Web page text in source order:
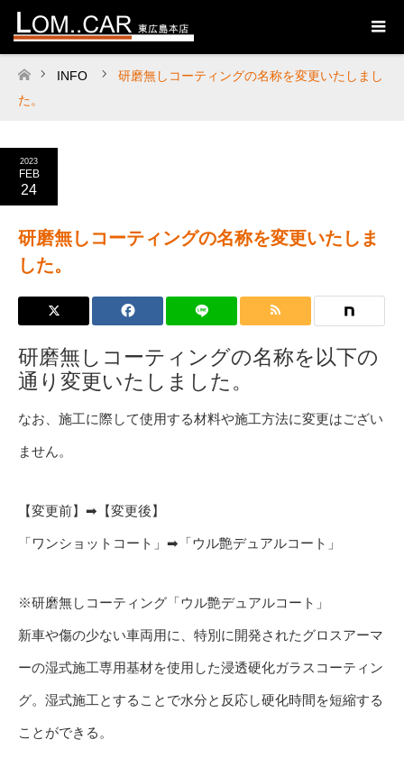
ホーム
INFO
研磨無しコーティングの名称を変更いたしまし
た。
2023
FEB
24
研磨無しコーティングの名称を変更いたしま
した。
研磨無しコーティングの名称を以下の
通り変更いたしました。
なお、施工に際して使用する材料や施工方法に変更はござい
ません。
【変更前】➡【変更後】
「ワンショットコート」➡「ウル艶デュアルコート」
※研磨無しコーティング「ウル艶デュアルコート」
新車や傷の少ない車両用に、特別に開発されたグロスアーマ
ーの湿式施工専用基材を使用した浸透硬化ガラスコーティン
グ。湿式施工とすることで水分と反応し硬化時間を短縮する
ことができる。